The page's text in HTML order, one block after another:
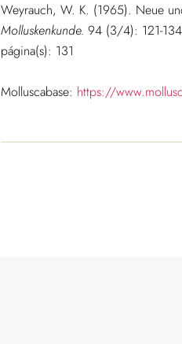
Weyrauch, W. K. (1965). Neue
Molluskenkunde. 94 (3/4): 121-
página(s): 131
Molluscabase: https://